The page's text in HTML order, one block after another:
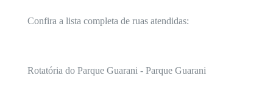
Confira a lista completa de ruas atendidas:
Rotatória do Parque Guarani - Parque Guarani